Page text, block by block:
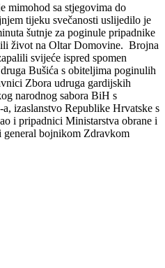
mimohod sa stjegovima do
tijeku svečanosti uslijedilo je
šutnje za poginule pripadnike
život na Oltar Domovine. Brojna
svijeće ispred spomen
Bušića s obiteljima poginulih
Zbora udruga gardijskih
narodnog sabora BiH s
izaslanstvo Republike Hrvatske s
i pripadnici Ministarstva obrane i
bojnikom Zdravkom